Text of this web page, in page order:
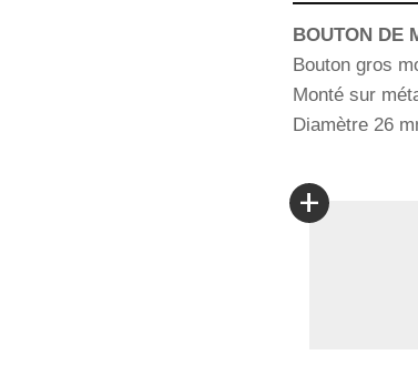
BOUTON DE
Bouton gros
Monté sur
Diamètre 26
+